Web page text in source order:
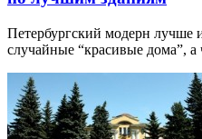
Петербургский модерн лучше
случайные “красивые дома”,